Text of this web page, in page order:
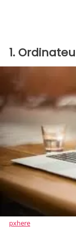
1.
pxhere